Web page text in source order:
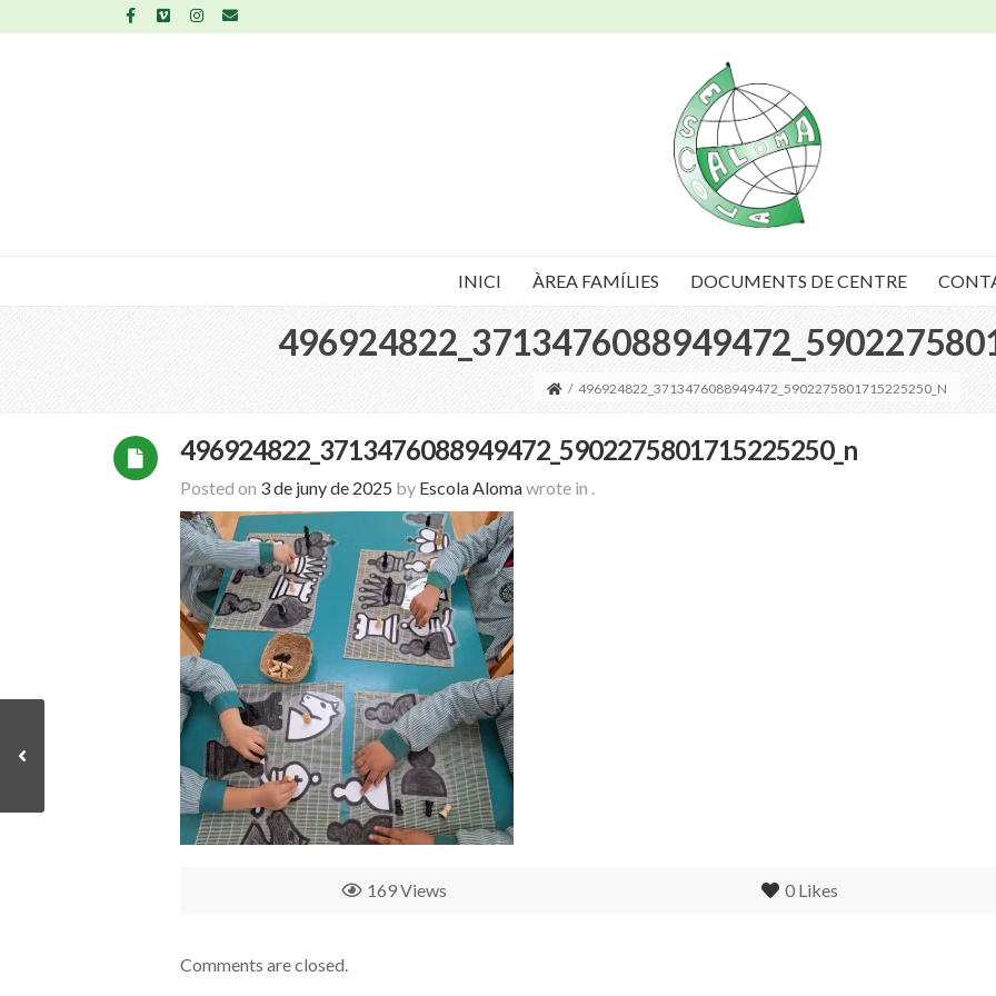
INICI ÀREA FAMÍLIES DOCUMENTS DE CENTRE
/ 496924822_3713476088949472_5902275801715225250_N
496924822_3713476088949472_5902275801715225250_n
Posted on 3 de juny de 2025 by Escola Alomawrote in .
0 Likes
169 Views
Comments are closed.